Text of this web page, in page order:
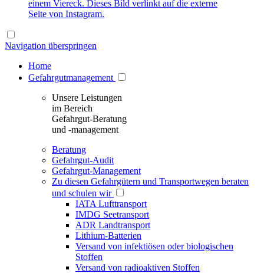
Navigation überspringen
Home
Gefahrgutmanagement
Unsere Leistungen
im Bereich
Gefahrgut-Beratung
und -management
Beratung
Gefahrgut-Audit
Gefahrgut-Management
Zu diesen Gefahrgütern und Transportwegen beraten
und schulen wir
IATA Lufttransport
IMDG Seetransport
ADR Landtransport
Lithium-Batterien
Versand von infektiösen oder biologischen
Stoffen
Versand von radioaktiven Stoffen